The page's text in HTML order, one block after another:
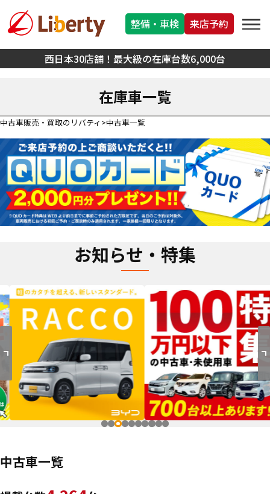
西日本30店舗！最大級の在庫台数6,000台
整備・車検 来店予約
在庫車一覧
中古車販売・買取のリバティ 中古車一覧
お知らせ・特集
中古車一覧